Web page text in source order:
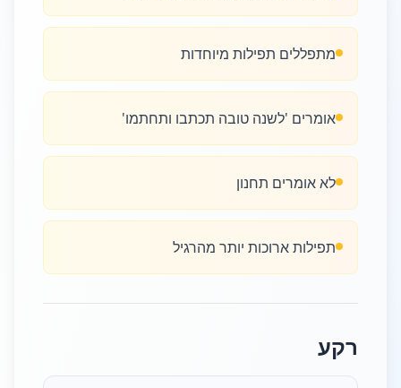
מתפללים תפילות מיוחדות
אומרים 'לשנה טובה תכתבו ותחתמו'
לא אומרים תחנון
תפילות ארוכות יותר מהרגיל
רקע